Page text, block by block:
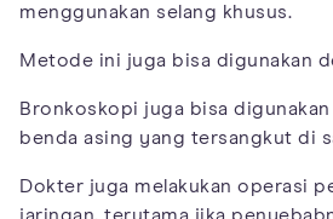
menggunakan selang khusus.
Metode ini juga bisa digunakan
Bronkoskopi juga bisa
benda asing yang tersangkut di
Dokter juga melakukan operasi